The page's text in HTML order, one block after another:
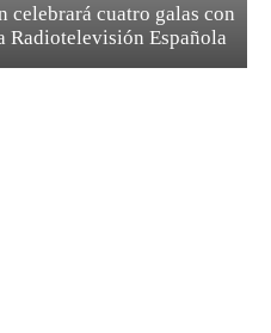
celebrará cuatro galas con
Radiotelevisión Española